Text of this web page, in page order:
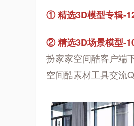
① 精选3D模型专辑-
② 精选3D场景模型-
扮家家空间酷客户端
空间酷素材工具交流